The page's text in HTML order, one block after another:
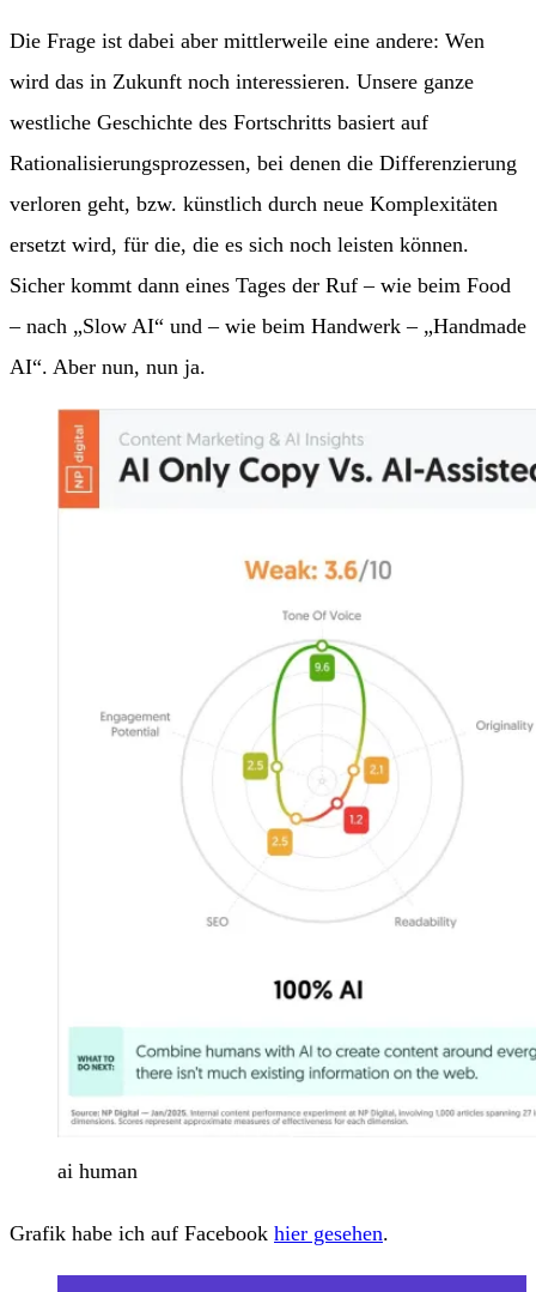
Die Frage ist dabei aber mittlerweile eine andere: Wen
wird das in Zukunft noch interessieren. Unsere ganze
westliche Geschichte des Fortschritts basiert auf
Rationalisierungsprozessen, bei denen die Differenzierung
verloren geht, bzw. künstlich durch neue Komplexitäten
ersetzt wird, für die, die es sich noch leisten können.
Sicher kommt dann eines Tages der Ruf – wie beim Food
– nach „Slow AI“ und – wie beim Handwerk – „Handmade
AI“. Aber nun, nun ja.
ai human
Grafik habe ich auf Facebook hier gesehen.